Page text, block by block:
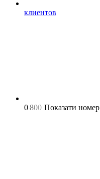
клиентов
0800 Показати номер